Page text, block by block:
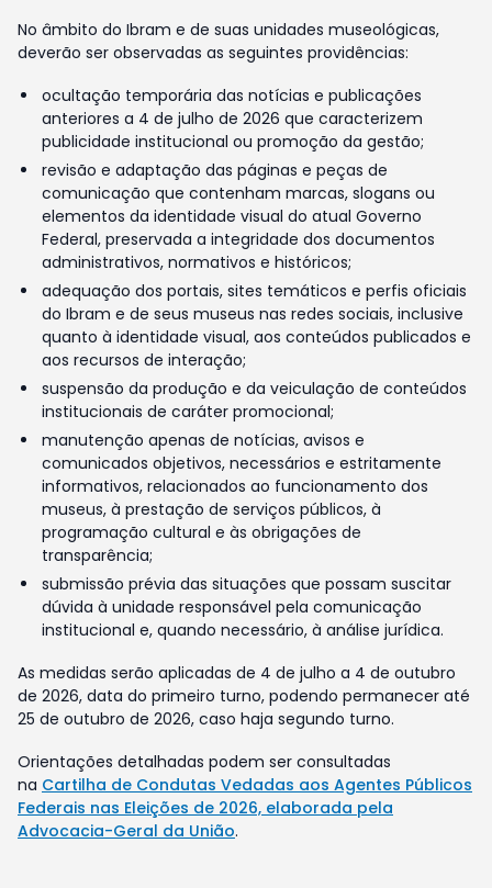
No âmbito do Ibram e de suas unidades museológicas,
deverão ser observadas as seguintes providências:
ocultação temporária das notícias e publicações
anteriores a 4 de julho de 2026 que caracterizem
publicidade institucional ou promoção da gestão;
revisão e adaptação das páginas e peças de
comunicação que contenham marcas, slogans ou
elementos da identidade visual do atual Governo
Federal, preservada a integridade dos documentos
administrativos, normativos e históricos;
adequação dos portais, sites temáticos e perfis oficiais
do Ibram e de seus museus nas redes sociais, inclusive
quanto à identidade visual, aos conteúdos publicados e
aos recursos de interação;
suspensão da produção e da veiculação de conteúdos
institucionais de caráter promocional;
manutenção apenas de notícias, avisos e
comunicados objetivos, necessários e estritamente
informativos, relacionados ao funcionamento dos
museus, à prestação de serviços públicos, à
programação cultural e às obrigações de
transparência;
submissão prévia das situações que possam suscitar
dúvida à unidade responsável pela comunicação
institucional e, quando necessário, à análise jurídica.
As medidas serão aplicadas de 4 de julho a 4 de outubro
de 2026, data do primeiro turno, podendo permanecer até
25 de outubro de 2026, caso haja segundo turno.
Orientações detalhadas podem ser consultadas
na Cartilha de Condutas Vedadas aos Agentes Públicos
Federais nas Eleições de 2026, elaborada pela
Advocacia-Geral da União.